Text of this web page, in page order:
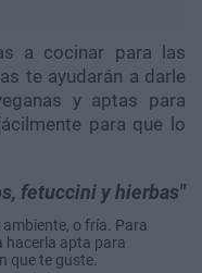
a cocinar para las
te ayudarán a darle
y aptas para
para que lo
fetuccini y hierbas
o fría. Para
hacerla apta para
que te guste.